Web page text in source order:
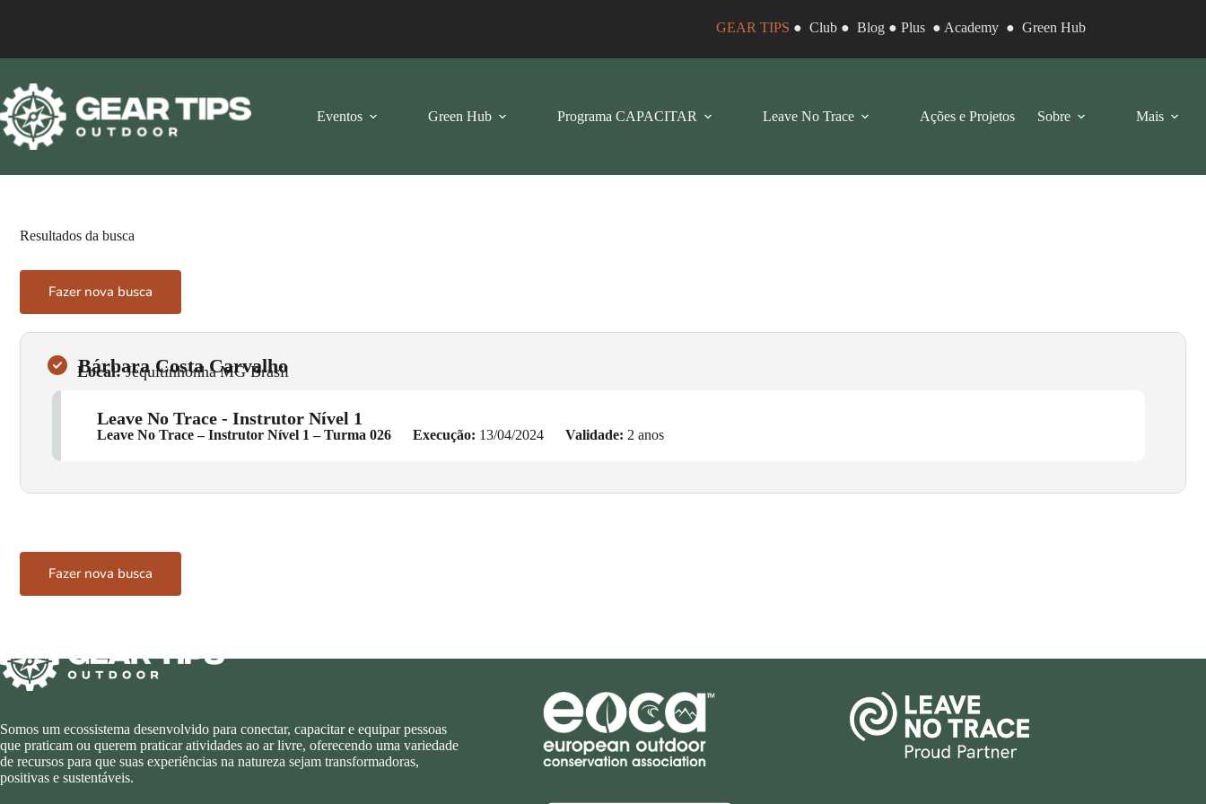
GEAR TIPS ● Club● Blog● Plus● Academy● Green Hub
Eventos Green Hub Programa CAPACITAR Leave No Trace Ações e Projetos Sobre Mais
Resultados da busca
Fazer nova busca
Bárbara Costa Carvalho
Local:Jequitinhonha•
MG•
Brasil
Leave No Trace - Instrutor Nível 1
Leave No Trace – Instrutor Nível 1 – Turma 026 Execução: 13/04/2024 Validade: 2 anos
Fazer nova busca
Somos um ecossistema desenvolvido para conectar, capacitar e equipar pessoas
que praticam ou querem praticar atividades ao ar livre, oferecendo uma variedade
de recursos para que suas experiências na natureza sejam transformadoras,
positivas e sustentáveis.